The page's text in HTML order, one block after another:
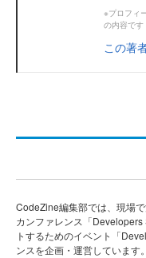
※プロフィ
の内容です
この著
CodeZine編集部では、現場
カンファレンス「
トするためのイベント「
ンスを企画・運営しています。